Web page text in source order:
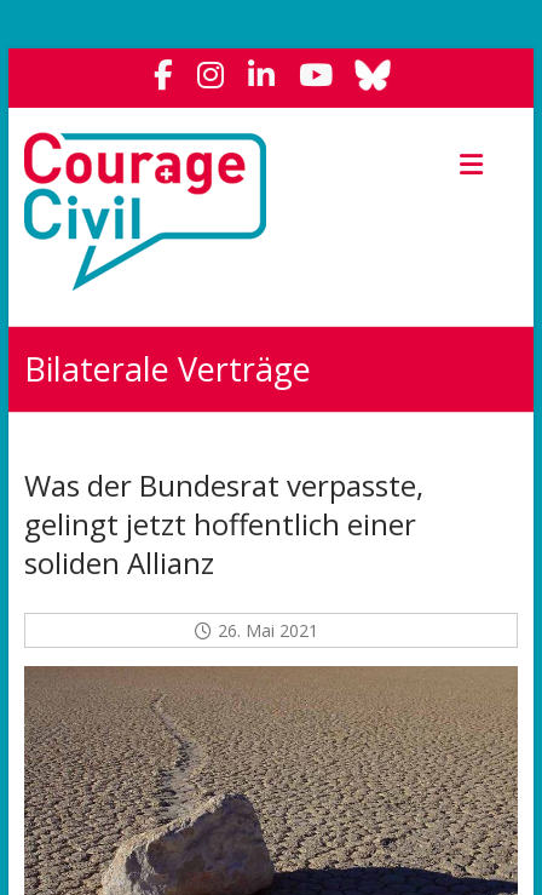
Courage
Civil
Weil
Demokratie
Bilaterale Verträge
Was der Bundesrat verpasste,
gelingt jetzt hoffentlich einer
soliden Allianz
26. Mai 2021